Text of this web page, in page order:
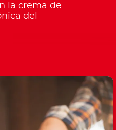
la crema de
del